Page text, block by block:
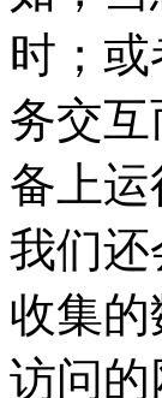
时；或
务交互
备上运
我们
收集的
访问的